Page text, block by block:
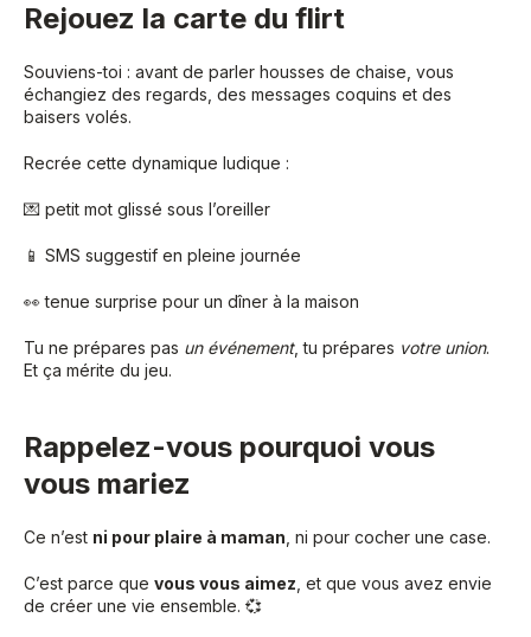
Rejouez la carte du flirt
Souviens-toi : avant de parler housses de chaise, vous
échangiez des regards, des messages coquins et des
baisers volés.
Recrée cette dynamique ludique :
💌 petit mot glissé sous l’oreiller
📱 SMS suggestif en pleine journée
👀 tenue surprise pour un dîner à la maison
Tu ne prépares pas un événement, tu prépares votre union.
Et ça mérite du jeu.
Rappelez-vous pourquoi vous
vous mariez
Ce n’est ni pour plaire à maman , ni pour cocher une case.
C’est parce que vous vous aimez , et que vous avez envie
de créer une vie ensemble. 💞